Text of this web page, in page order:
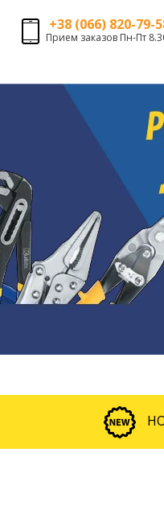
+38 (066) 820-79-
Прием заказов Пн-Пт